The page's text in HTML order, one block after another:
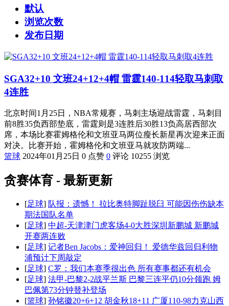
默认
浏览次数
发布日期
SGA32+10 文班24+12+4帽 雷霆140-114轻取马刺取
4连胜
北京时间1月25日，NBA常规赛，马刺主场迎战雷霆，马刺目
前8胜35负西部垫底，雷霆则是3连胜后30胜13负高居西部次
席，本场比赛霍姆格伦和文班亚马两位瘦长新星再次迎来正面
对决。比赛开始，霍姆格伦和文班亚马就攻防两端...
篮球 2024年01月25日 0 点赞 0 评论 10255 浏览
贪赛体育 - 最新更新
[足球] 队报：遗憾！ 拉比奥特脚趾脱臼 可能因伤伤缺本
期法国队名单
[足球] 中超-天津津门虎客场4-0大胜深圳新鹏城 新鹏城
开赛两连败
[足球] 记者Ben Jacobs：爱神回归！ 爱德华兹回归利物
浦预计下周敲定
[足球] C罗：我们本赛季很出色 所有赛事都还有机会
[足球] 法甲-巴黎2-2战平兰斯 巴黎三连平仍10分领跑 姆
巴佩第73分钟替补登场
[篮球] 孙铭徽20+6+12 胡金秋18+11 广厦110-98力克山西